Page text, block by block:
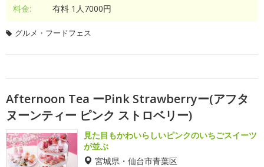
料金: 有料 1人7000円
グルメ・フードフェス
Afternoon Tea ーPink Strawberryー(アフタ
ヌーンティー ピンク ストロベリー)
見た目もかわいらしいピンクのいちごスイーツ
が並ぶ
宮城県・仙台市青葉区